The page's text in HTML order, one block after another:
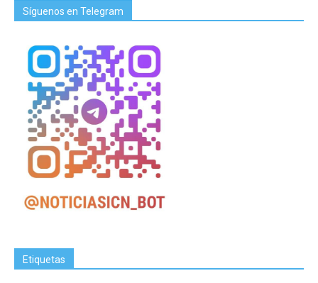
Síguenos en Telegram
Etiquetas